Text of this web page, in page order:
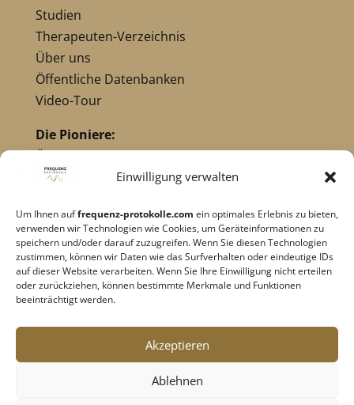
Einwilligung verwalten
Um Ihnen auffrequenz-protokolle.com ein optimales Erlebnis zu bieten,
verwenden wir Technologien wie Cookies, um Geräteinformationen zu
speichern und/oder darauf zuzugreifen. Wenn Sie diesen Technologien
zustimmen, können wir Daten wie das Surfverhalten oder eindeutige IDs
auf dieser Website verarbeiten. Wenn Sie Ihre Einwilligung nicht erteilen
oder zurückziehen, können bestimmte Merkmale und Funktionen
beeinträchtigt werden.
Akzeptieren
Ablehnen
Studien
Therapeuten-Verzeichnis
Über uns
Öffentliche Datenbanken
Video-Tour
Die Pioniere:
Übersicht Pioniere
Nikola Tesla
Dr. Hulda Clark
Robert C. Beck
Georges Lakhovsky
verwandte Pioniere
Datenschutz
Cookie-Richtlinie|AGB's